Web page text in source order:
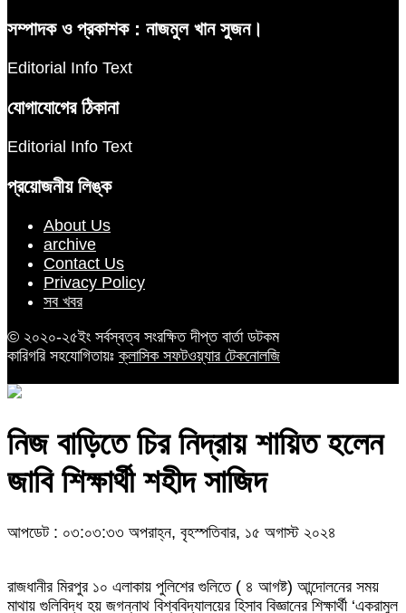
সম্পাদক ও প্রকাশক : নাজমুল খান সুজন।
Editorial Info Text
যোগাযোগের ঠিকানা
Editorial Info Text
প্রয়োজনীয় লিঙ্ক
About Us
archive
Contact Us
Privacy Policy
সব খবর
© ২০২০-২৫ইং সর্বস্বত্ব সংরক্ষিত দীপ্ত বার্তা ডটকম
কারিগরি সহযোগিতায়ঃক্লাসিক সফটওয়্যার টেকনোলজি
নিজ বাড়িতে চির নিদ্রায় শায়িত হলেন
জাবি শিক্ষার্থী শহীদ সাজিদ
আপডেট : ০৩:০৩:৩৩ অপরাহ্ন, বৃহস্পতিবার, ১৫ অগাস্ট ২০২৪
রাজধানীর মিরপুর ১০ এলাকায় পুলিশের গুলিতে ( ৪ আগষ্ট) আন্দোলনের সময়
মাথায় গুলিবিদ্ধ হয় জগন্নাথ বিশ্ববিদ্যালয়ের হিসাব বিজ্ঞানের শিক্ষার্থী ‘একরামুল